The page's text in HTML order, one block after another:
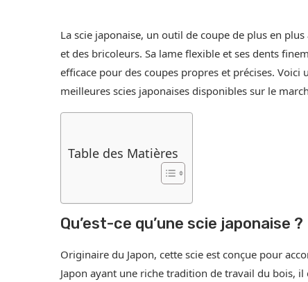
La scie japonaise, un outil de coupe de plus en
et des bricoleurs. Sa lame flexible et ses dents
efficace pour des coupes propres et précises.
meilleures scies japonaises disponibles sur le
Table des Matières
Qu’est-ce qu’une scie japonaise ?
Originaire du Japon, cette scie est conçue pour
Japon ayant une riche tradition de travail du bois,